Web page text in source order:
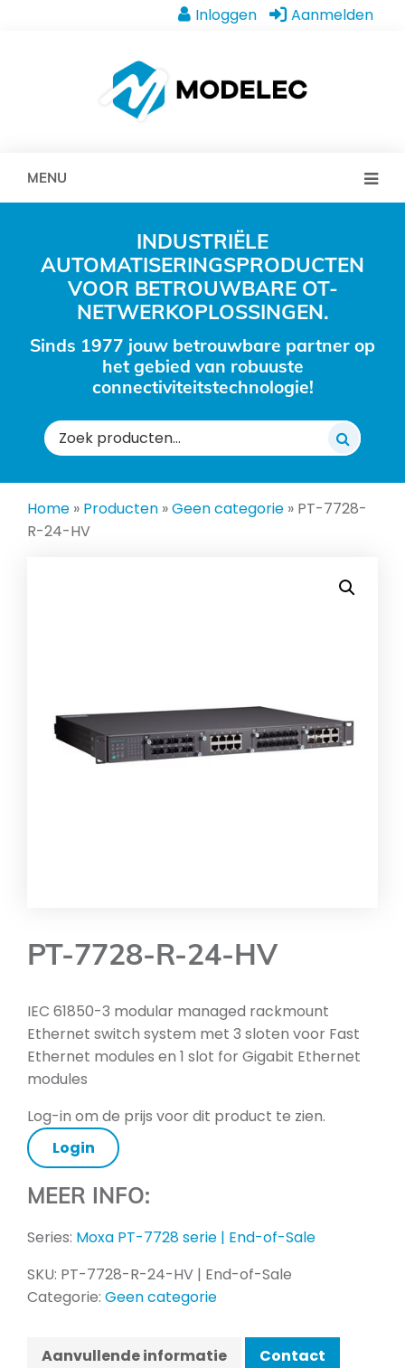
Inloggen Aanmelden
MENU
INDUSTRIËLE
AUTOMATISERINGSPRODUCTEN
VOOR BETROUWBARE OT-
NETWERKOPLOSSINGEN.
Sinds 1977 jouw betrouwbare partner op
het gebied van robuuste
connectiviteitstechnologie!
Zoeken
naar:
Home » Producten »Geen categorie » PT-7728-
R-24-HV
PT-7728-R-24-HV
IEC 61850-3 modular managed rackmount
Ethernet switch system met 3 sloten voor Fast
Ethernet modules en 1 slot for Gigabit Ethernet
modules
Log-in om de prijs voor dit product te zien.
Login
MEER INFO:
Series: Moxa PT-7728 serie | End-of-Sale
SKU: PT-7728-R-24-HV | End-of-Sale
Categorie: Geen categorie
Aanvullende informatie Contact